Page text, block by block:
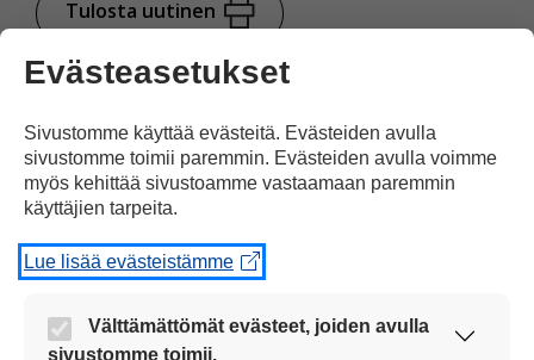
Tulosta uutinen
Kommentoi
Evästeasetukset
Sivustomme käyttää evästeitä. Evästeiden avulla
sivustomme toimii paremmin. Evästeiden avulla voimme
myös kehittää sivustoamme vastaamaan paremmin
käyttäjien tarpeita.
Lue lisää evästeistämme
Välttämättömät evästeet, joiden avulla
sivustomme toimii.